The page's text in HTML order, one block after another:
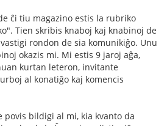
ĉi tiu magazino estis la rubriko
Tien skribis knaboj kaj knabinoj de
rondon de sia komunikiĝo. Unu
okazis mi. Mi estis 9 jaroj aĝa,
kurtan leteron, invitante
al konatiĝo kaj komencis
povis bildigi al mi, kia kvanto da